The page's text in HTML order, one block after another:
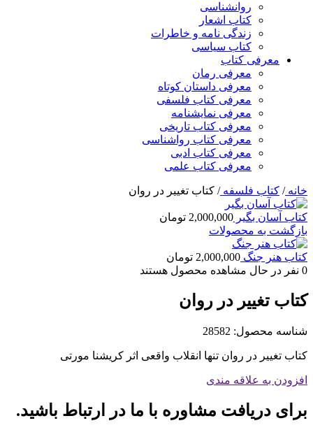
روانشناسی
کتاب اشعار
زندگی نامه و خاطرات
کتاب سیاسی
معرفی کتاب
معرفی رمان
معرفی داستان کوتاه
معرفی کتاب فلسفی
معرفی نمایشنامه
معرفی کتاب تاریخی
معرفی کتاب رواشناسی
معرفی کتاب ادبی
معرفی کتاب علمی
خانه/ کتاب فلسفه/ کتاب تغییر در روان
کتاب آسان بگیر 2,000,000 تومان
بازگشت به محصولات
کتاب هنر جنگ 2,000,000 تومان
0 نفر در حال مشاهده محصول هستند
کتاب تغییر در روان
شناسه محصول: 28582
کتاب تغییر در روان تنها انقلاب واقعی اثر کریشنا مورتی
افزودن به علاقه مندی
برای دریافت مشاوره با ما در ارتباط باشید.